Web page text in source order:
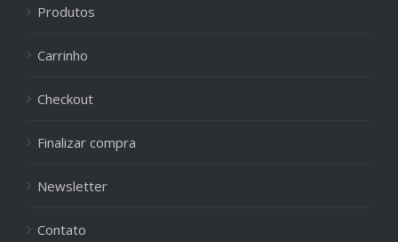
Produtos
Carrinho
Checkout
Finalizar compra
Newsletter
Contato